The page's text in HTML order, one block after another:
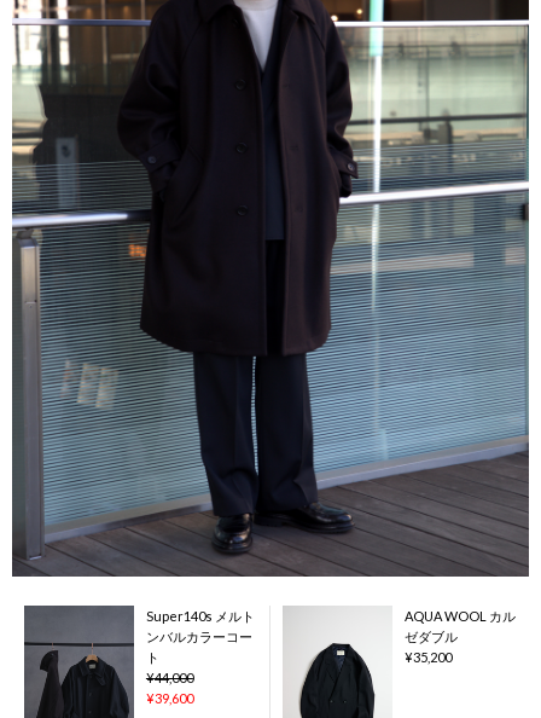
Super140s メルト
ンバルカラーコー
ト
¥44,000
¥39,600
AQUA WOOL カル
ゼダブル
¥35,200